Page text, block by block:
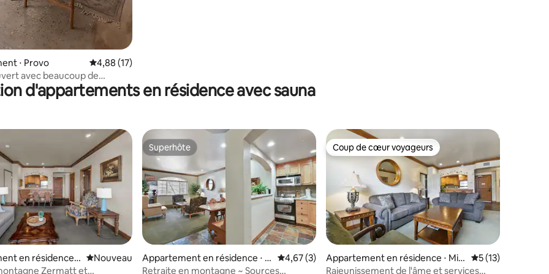
⋅ Provo Évaluation moyenne sur la base de 17 commentaires : 4,88 sur 5
4,88 (17)
avec beaucoup de
d'appartements en résidence avec sauna
en résidence ⋅
Nouvel hébergement
Nouveau
Zermatt et
Superhôte
Superhôte
Appartement en résidence ⋅ M
idway
Évaluation moyenne sur la base de 3 commentaires : 4,67 sur 5
4,67 (3)
Retraite en montagne ~ Sources
Coup de cœur voyageurs
Coup de cœur voyageurs
Appartement en résidence ⋅ Mid
way
Évaluation
5 (13)
Rajeunissement de l'âme et services